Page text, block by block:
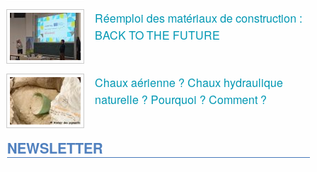
Réemploi des matériaux de construction :
BACK TO THE FUTURE
Chaux aérienne ? Chaux hydraulique
naturelle ? Pourquoi ? Comment ?
NEWSLETTER